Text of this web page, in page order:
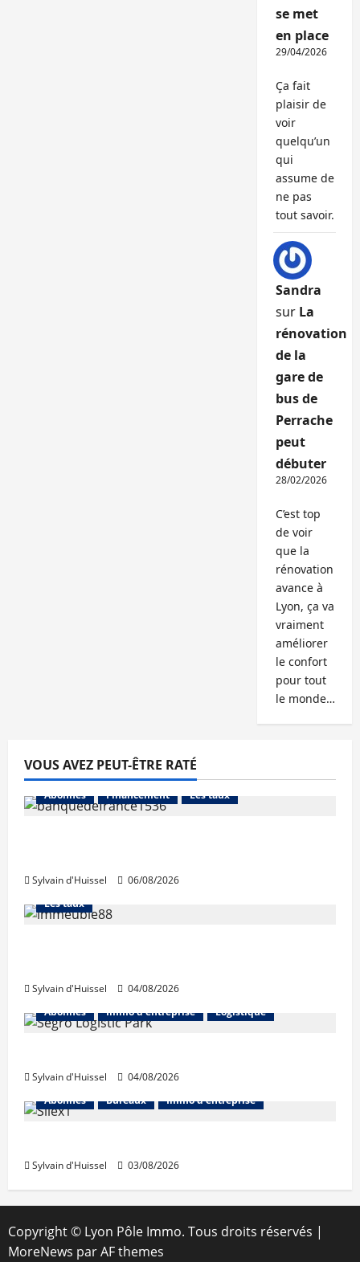
se met
en place
29/04/2026
Ça fait
plaisir de
voir
quelqu’un
qui
assume de
ne pas
tout savoir.
Sandra
sur La
rénovation
de la
gare de
bus de
Perrache
peut
débuter
28/02/2026
C’est top
de voir
que la
rénovation
avance à
Lyon, ça va
vraiment
améliorer
le confort
pour tout
le monde…
VOUS AVEZ PEUT-ÊTRE RATÉ
Abonnés Financement Les taux
Sylvain d'Huissel 06/08/2026
Abonnés Financement
Les taux
Sylvain d'Huissel
04/08/2026
Abonnés
Immo d'entreprise Logistique
Sylvain d'Huissel
04/08/2026
Abonnés
Bureaux Immo d'entreprise
Sylvain d'Huissel 03/08/2026
Copyright © Lyon Pôle Immo. Tous droits réservés |
MoreNews par AF themes